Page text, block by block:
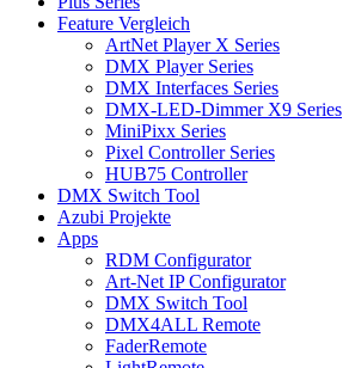
Feature Vergleich
ArtNet Player X Series
DMX Player Series
DMX Interfaces Series
DMX-LED-Dimmer X9 Series
MiniPixx Series
Pixel Controller Series
HUB75 Controller
DMX Switch Tool
Azubi Projekte
Apps
RDM Configurator
Art-Net IP Configurator
DMX Switch Tool
DMX4ALL Remote
FaderRemote